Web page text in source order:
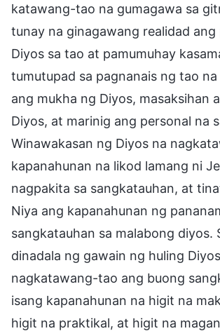
katawang-tao na gumagawa sa
tunay na ginagawang realidad ang
Diyos sa tao at pamumuhay
tumutupad sa pagnanais ng tao na
ang mukha ng Diyos, masaksihan
Diyos, at marinig ang personal na
Winawakasan ng Diyos na
kapanahunan na likod lamang ni
nagpakita sa sangkatauhan, at
Niya ang kapanahunan ng
sangkatauhan sa malabong diyos.
dinadala ng gawain ng huling
nagkatawang-tao ang buong
isang kapanahunan na higit na
higit na praktikal, at higit na